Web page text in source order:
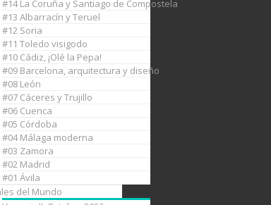
#14 La Coruña y Santiago de Compostela
#13 Albarracín y Teruel
#12 Soria
#11 Toledo visigodo
#10 Cádiz, ¡Olé la Pepa!
#09 Barcelona, arquitectura y diseño
#08 León
#07 Cáceres y Trujillo
#06 Cuenca
#05 Córdoba
#04 Málaga moderna
#03 Zamora
#02 Madrid
#01 Ávila
del Mundo